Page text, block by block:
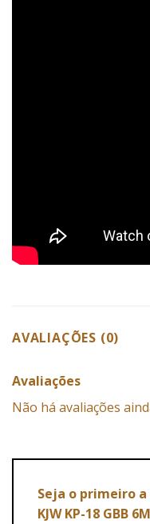
AVALIAÇÕES (0)
Avaliações
Não há avaliações
Seja o primeiro a
KJW KP-18 GBB